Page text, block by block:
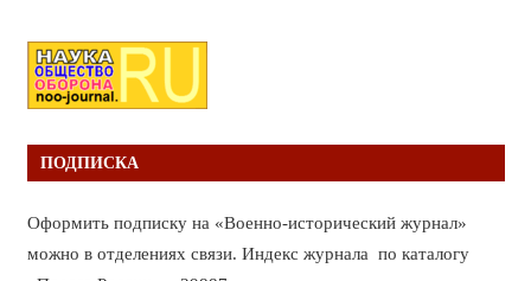
ПОДПИСКА
Оформить подписку на «Военно-исторический журнал»
можно в отделениях связи. Индекс журнала по каталогу